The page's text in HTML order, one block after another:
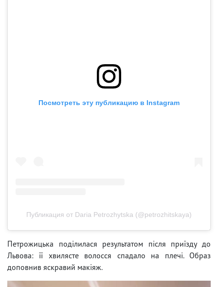
Посмотреть эту публикацию в Instagram
Публикация от Daria Petrozhytska (@petrozhitskaya)
Петрожицька поділилася результатом після приїзду до
Львова: її хвилясте волосся спадало на плечі. Образ
доповнив яскравий макіяж.